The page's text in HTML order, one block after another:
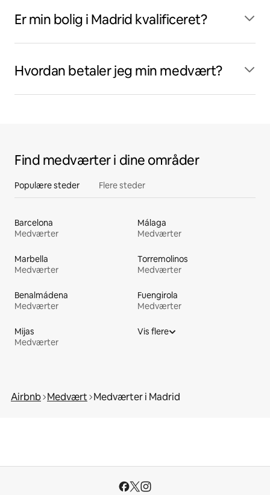
Er min bolig i Madrid kvalificeret?
Hvordan betaler jeg min medvært?
Find medværter i dine områder
Populære steder Flere steder
Barcelona
Medværter
Málaga
Medværter
Marbella
Medværter
Torremolinos
Medværter
Benalmádena
Medværter
Fuengirola
Medværter
Mijas
Medværter
Vis flere
Airbnb Medvært Medværter i Madrid